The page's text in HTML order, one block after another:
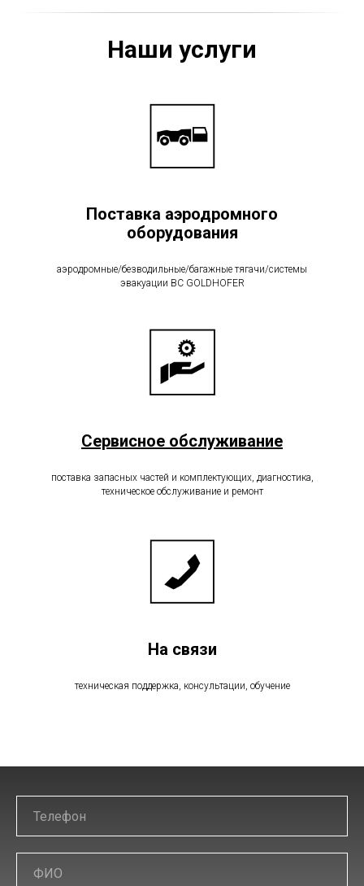
Наши услуги
Поставка аэродромного
оборудования
аэродромные/безводильные/багажные тягачи/системы
эвакуации ВС GOLDHOFER
Сервисное обслуживание
поставка запасных частей и комплектующих, диагностика,
техническое обслуживание и ремонт
На связи
техническая поддержка, консультации, обучение